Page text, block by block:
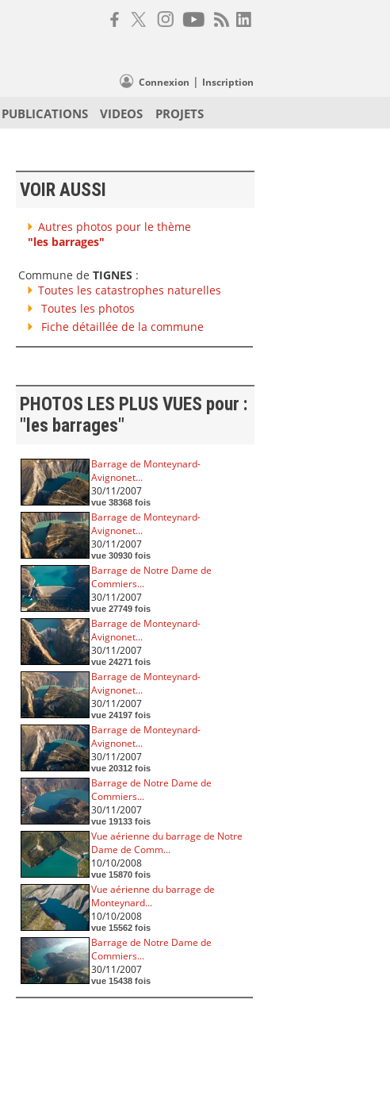
Connexion | Inscription
PUBLICATIONS VIDEOS PROJETS
VOIR AUSSI
Autres photos pour le thème
"les barrages"
Commune de TIGNES :
Toutes les catastrophes naturelles
Toutes les photos
Fiche détaillée de la commune
PHOTOS LES PLUS VUES pour :
"les barrages"
Barrage de Monteynard-
Avignonet...
30/11/2007
vue 38368 fois
Barrage de Monteynard-
Avignonet...
30/11/2007
vue 30930 fois
Barrage de Notre Dame de
Commiers...
30/11/2007
vue 27749 fois
Barrage de Monteynard-
Avignonet...
30/11/2007
vue 24271 fois
Barrage de Monteynard-
Avignonet...
30/11/2007
vue 24197 fois
Barrage de Monteynard-
Avignonet...
30/11/2007
vue 20312 fois
Barrage de Notre Dame de
Commiers...
30/11/2007
vue 19133 fois
Vue aérienne du barrage de Notre
Dame de Comm...
10/10/2008
vue 15870 fois
Vue aérienne du barrage de
Monteynard...
10/10/2008
vue 15562 fois
Barrage de Notre Dame de
Commiers...
30/11/2007
vue 15438 fois